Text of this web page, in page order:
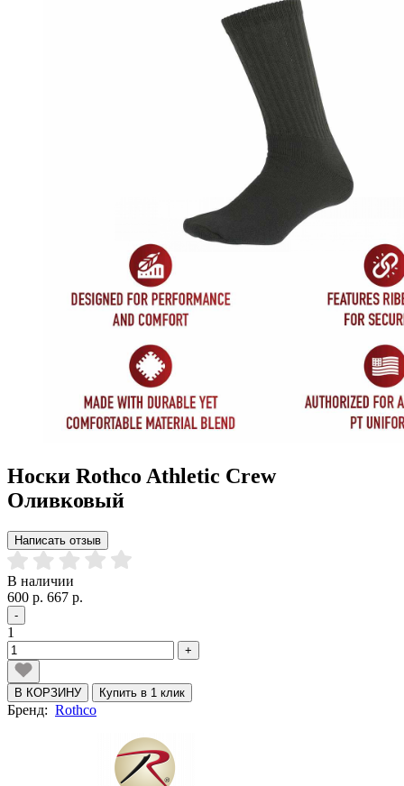
Носки Rothco Athletic Crew
Оливковый
Написать отзыв
В наличии
600 р. 667 р.
-
1
+
В КОРЗИНУ Купить в 1 клик
Бренд: Rothco